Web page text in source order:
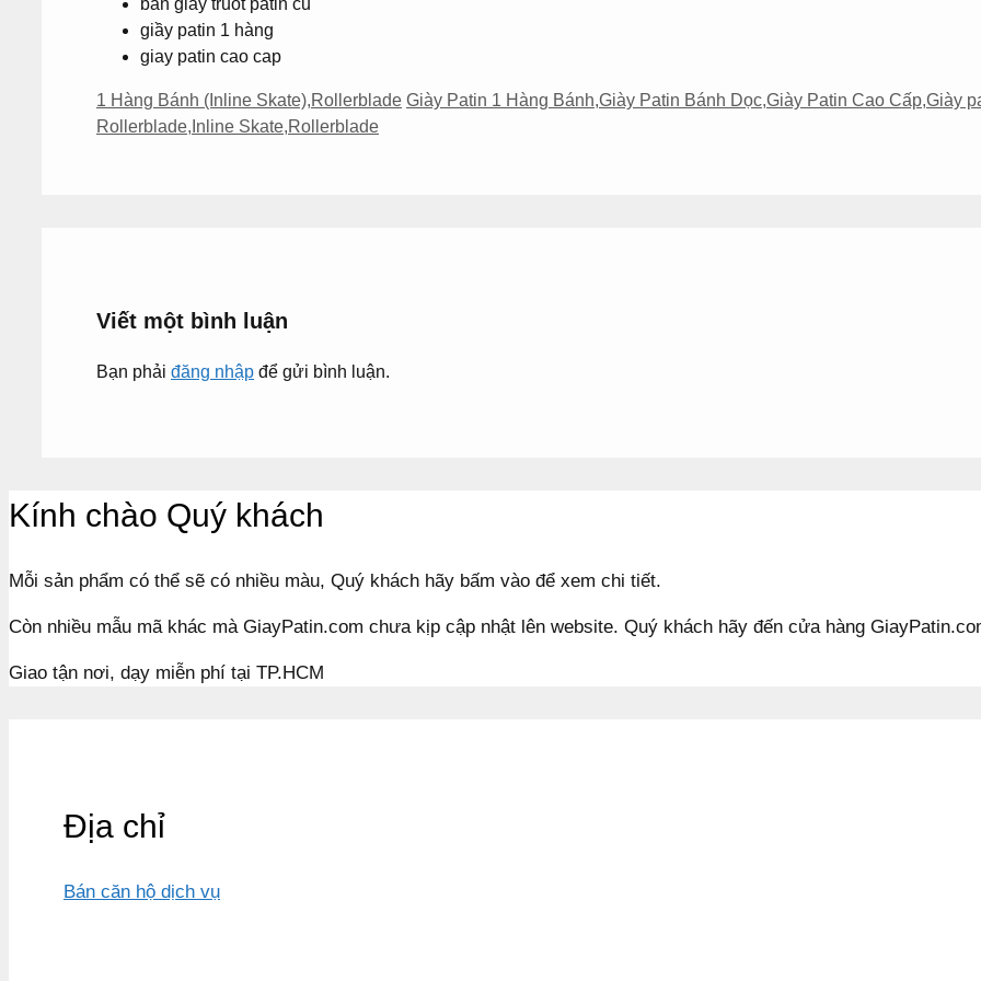
ban giay truot patin cu
giầy patin 1 hàng
giay patin cao cap
Danh
mục
1 Hàng Bánh (Inline Skate),Rollerblade Thẻ
Giày Patin 1 Hàng Bánh,Giày Patin Bánh Dọc,Giày Patin Cao Cấp,Giày
Rollerblade, Inline Skate,Rollerblade
Viết một bình luận
Bạn phải đăng nhập để gửi bình luận.
Kính chào Quý khách
Mỗi sản phẩm có thể sẽ có nhiều màu, Quý khách hãy bấm vào để xem chi tiết.
Còn nhiều mẫu mã khác mà GiayPatin.com chưa kịp cập nhật lên website. Quý khách hãy đến cửa hàng
Giao tận nơi, dạy miễn phí tại TP.HCM
Địa chỉ
Bán căn hộ dịch vụ